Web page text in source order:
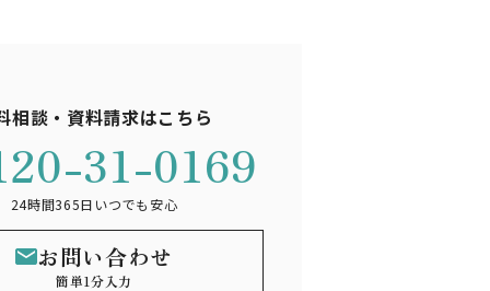
相談・資料請求はこちら
31-0169
24時間365日いつでも安心
お問い合わせ
簡単1分入力